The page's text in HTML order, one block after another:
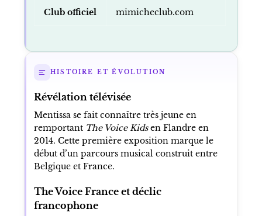
Club officiel mimicheclub.com
HISTOIRE ET ÉVOLUTION
Révélation télévisée
Mentissa se fait connaître très jeune en
remportant The Voice Kidsen Flandre en
2014. Cette première exposition marque le
début d’un parcours musical construit entre
Belgique et France.
The Voice France et déclic
francophone